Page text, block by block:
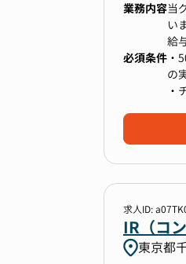
■
・
・
会
【
始
※
【
業務内容当
い
給
実
具
直
人
（
人
必須条件 ・
の
・
※
求人ID:
IR（コ
東京都